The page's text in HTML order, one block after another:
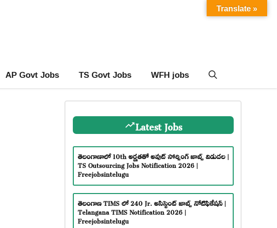
AP Govt Jobs TS Govt Jobs WFH jobs
Latest Jobs
తెలంగాణాలో 10th అర్హతతో అవుట్ సోర్సింగ్ జాబ్స్ విడుదల |
TS Outsourcing Jobs Notification 2026 |
Freejobsintelugu
తెలంగాణ TIMS లో 240 Jr. అసిస్టెంట్ జాబ్స్ నోటిఫికేషన్ |
Telangana TIMS Notification 2026 |
Freejobsintelugu
Translate »